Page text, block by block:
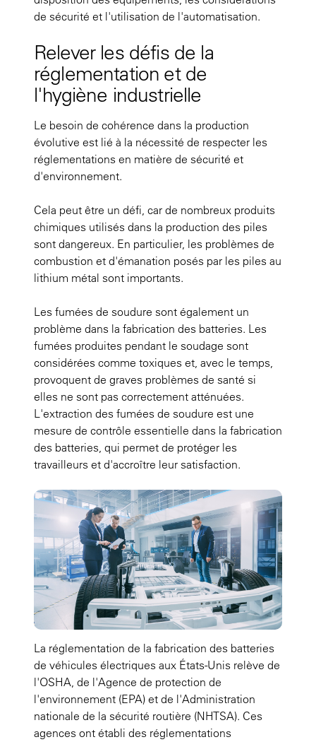
de sécurité et l'utilisation de l'automatisation.
Relever les défis de la
réglementation et de
l'hygiène industrielle
Le besoin de cohérence dans la production
évolutive est lié à la nécessité de respecter les
réglementations en matière de sécurité et
d'environnement.
Cela peut être un défi, car de nombreux produits
chimiques utilisés dans la production des piles
sont dangereux. En particulier, les problèmes de
combustion et d'émanation posés par les piles au
lithium métal sont importants.
Les fumées de soudure sont également un
problème dans la fabrication des batteries. Les
fumées produites pendant le soudage sont
considérées comme toxiques et, avec le temps,
provoquent de graves problèmes de santé si
elles ne sont pas correctement atténuées.
L'extraction des fumées de soudure est une
mesure de contrôle essentielle dans la fabrication
des batteries, qui permet de protéger les
travailleurs et d'accroître leur satisfaction.
La réglementation de la fabrication des batteries
de véhicules électriques aux États-Unis relève de
l'OSHA, de l'Agence de protection de
l'environnement (EPA) et de l'Administration
nationale de la sécurité routière (NHTSA). Ces
agences ont établi des réglementations